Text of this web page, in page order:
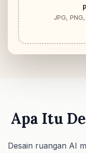
JPG,
Apa Itu
Desain ruangan AI